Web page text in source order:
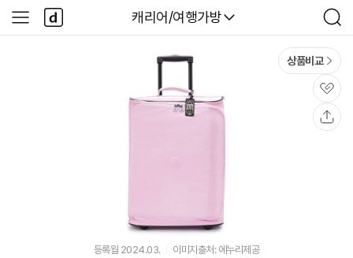
다나와
캐리어/여행가방
검
색
사
이
다
나
와
상품비교
관
심
등록월 2024.03. 이미지출처: 에누리제공